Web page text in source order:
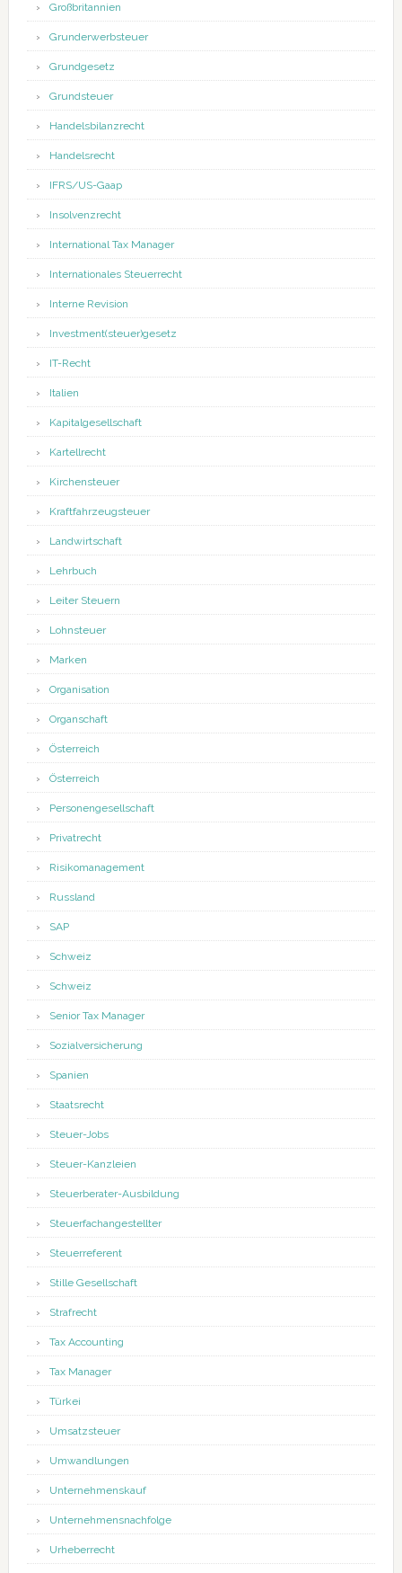
Großbritannien
Grunderwerbsteuer
Grundgesetz
Grundsteuer
Handelsbilanzrecht
Handelsrecht
IFRS/US-Gaap
Insolvenzrecht
International Tax Manager
Internationales Steuerrecht
Interne Revision
Investment(steuer)gesetz
IT-Recht
Italien
Kapitalgesellschaft
Kartellrecht
Kirchensteuer
Kraftfahrzeugsteuer
Landwirtschaft
Lehrbuch
Leiter Steuern
Lohnsteuer
Marken
Organisation
Organschaft
Österreich
Österreich
Personengesellschaft
Privatrecht
Risikomanagement
Russland
SAP
Schweiz
Schweiz
Senior Tax Manager
Sozialversicherung
Spanien
Staatsrecht
Steuer-Jobs
Steuer-Kanzleien
Steuerberater-Ausbildung
Steuerfachangestellter
Steuerreferent
Stille Gesellschaft
Strafrecht
Tax Accounting
Tax Manager
Türkei
Umsatzsteuer
Umwandlungen
Unternehmenskauf
Unternehmensnachfolge
Urheberrecht